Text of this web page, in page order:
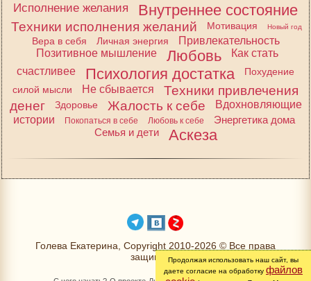
Исполнение желания
Внутреннее состояние
Техники исполнения желаний Мотивация Новый год
Вера в себя Личная энергия
Привлекательность
Позитивное мышление
Любовь
Как стать
счастливее
Психология достатка
Похудение
силой мысли
Не сбывается
Техники привлечения
денег
Здоровье Жалость к себе
Вдохновляющие
истории
Покопаться в себе Любовь к себе
Энергетика дома
Семья и дети
Аскеза
Голева Екатерина, Copyright 2010-2026 © Все права
защищеныПродолжая использовать наш сайт, вы
даете согласие на обработку файлов